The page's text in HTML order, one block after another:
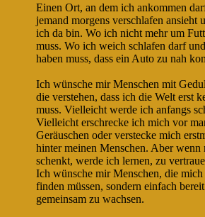
Einen Ort, an dem ich ankommen
jemand morgens verschlafen ansieht
ich da bin. Wo ich nicht mehr um
muss. Wo ich weich schlafen darf
haben muss, dass ein Auto zu nah
Ich wünsche mir Menschen mit
die verstehen, dass ich die Welt erst
muss. Vielleicht werde ich anfangs
Vielleicht erschrecke ich mich vor
Geräuschen oder verstecke mich
hinter meinen Menschen. Aber wenn
schenkt, werde ich lernen, zu
Ich wünsche mir Menschen, die
finden müssen, sondern einfach
gemeinsam zu wachsen.